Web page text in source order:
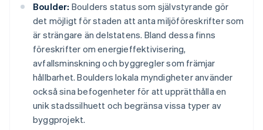
Boulder: Boulders status som självstyrande gör
det möjligt för staden att anta miljöföreskrifter som
är strängare än delstatens. Bland dessa finns
föreskrifter om energieffektivisering,
avfallsminskning och byggregler som främjar
hållbarhet. Boulders lokala myndigheter använder
också sina befogenheter för att upprätthålla en
unik stadssilhuett och begränsa vissa typer av
byggprojekt.